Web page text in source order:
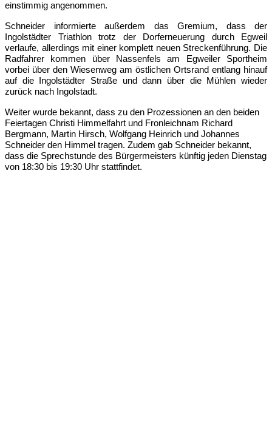
einstimmig angenommen.
Schneider informierte außerdem das Gremium, dass der
Ingolstädter Triathlon trotz der Dorferneuerung durch Egweil
verlaufe, allerdings mit einer komplett neuen Streckenführung. Die
Radfahrer kommen über Nassenfels am Egweiler Sportheim
vorbei über den Wiesenweg am östlichen Ortsrand entlang hinauf
auf die Ingolstädter Straße und dann über die Mühlen wieder
zurück nach Ingolstadt.
Weiter wurde bekannt, dass zu den Prozessionen an den beiden
Feiertagen Christi Himmelfahrt und Fronleichnam Richard
Bergmann, Martin Hirsch, Wolfgang Heinrich und Johannes
Schneider den Himmel tragen. Zudem gab Schneider bekannt,
dass die Sprechstunde des Bürgermeisters künftig jeden Dienstag
von 18:30 bis 19:30 Uhr stattfindet.